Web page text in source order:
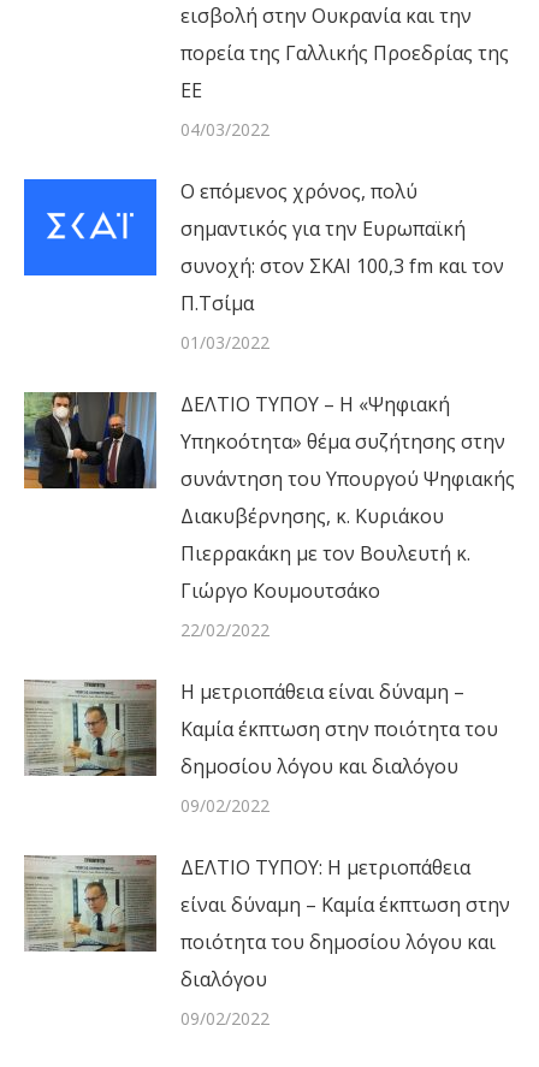
εισβολή στην Ουκρανία και την
πορεία της Γαλλικής Προεδρίας της
ΕΕ
04/03/2022
Ο επόμενος χρόνος, πολύ
σημαντικός για την Ευρωπαϊκή
συνοχή: στον ΣΚΑΙ 100,3 fm και τον
Π.Τσίμα
01/03/2022
ΔΕΛΤΙΟ ΤΥΠΟΥ – Η «Ψηφιακή
Υπηκοότητα» θέμα συζήτησης στην
συνάντηση του Υπουργού Ψηφιακής
Διακυβέρνησης, κ. Κυριάκου
Πιερρακάκη με τον Βουλευτή κ.
Γιώργο Κουμουτσάκο
22/02/2022
Η μετριοπάθεια είναι δύναμη –
Καμία έκπτωση στην ποιότητα του
δημοσίου λόγου και διαλόγου
09/02/2022
ΔΕΛΤΙΟ ΤΥΠΟΥ: Η μετριοπάθεια
είναι δύναμη – Καμία έκπτωση στην
ποιότητα του δημοσίου λόγου και
διαλόγου
09/02/2022